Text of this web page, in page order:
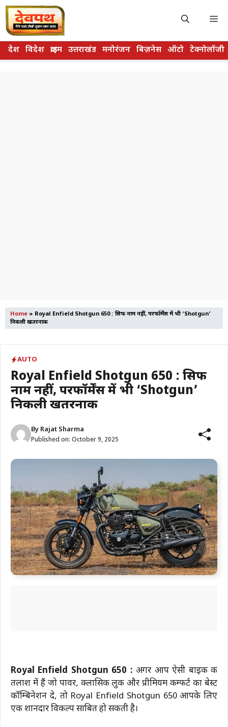
Skip
to
content
देश विदेश क्राइम उत्तराखंड मनोरंजन बिज़नेस ऑटो टेक्नोलॉजी
Home » Royal Enfield Shotgun 650 : सिर्फ नाम नहीं, परफॉर्मेंस में भी ‘Shotgun’
निकली खतरनाक
AUTO
Royal Enfield Shotgun 650 : सिर्फ
नाम नहीं, परफॉर्मेंस में भी ‘Shotgun’
निकली खतरनाक
By Rajat Sharma
Published on: October 9, 2025
Royal Enfield Shotgun 650 :अगर आप ऐसी बाइक की
तलाश में हैं जो पावर, क्लासिक लुक और प्रीमियम कम्फर्ट का बेस्ट
कॉम्बिनेशन दे, तो Royal Enfield Shotgun 650 आपके लिए
एक शानदार विकल्प साबित हो सकती है।